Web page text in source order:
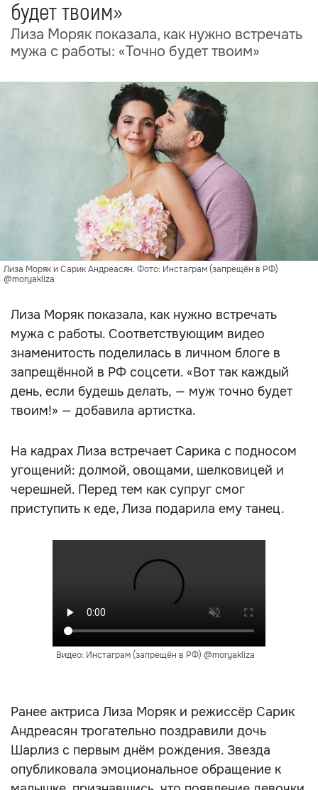
будет твоим»
Лиза Моряк показала, как нужно встречать
мужа с работы: «Точно будет твоим»
Лиза Моряк и Сарик Андреасян. Фото: Инстаграм (запрещён в РФ)
@moryakliza
Лиза Моряк показала, как нужно встречать
мужа с работы. Соответствующим видео
знаменитость поделилась в личном блоге в
запрещённой в РФ соцсети. «Вот так каждый
день, если будешь делать, — муж точно будет
твоим!» — добавила артистка.
На кадрах Лиза встречает Сарика с подносом
угощений: долмой, овощами, шелковицей и
черешней. Перед тем как супруг смог
приступить к еде, Лиза подарила ему танец.
Видео: Инстаграм (запрещён в РФ) @moryakliza
Ранее актриса Лиза Моряк и режиссёр Сарик
Андреасян трогательно поздравили дочь
Шарлиз с первым днём рождения. Звезда
опубликовала эмоциональное обращение к